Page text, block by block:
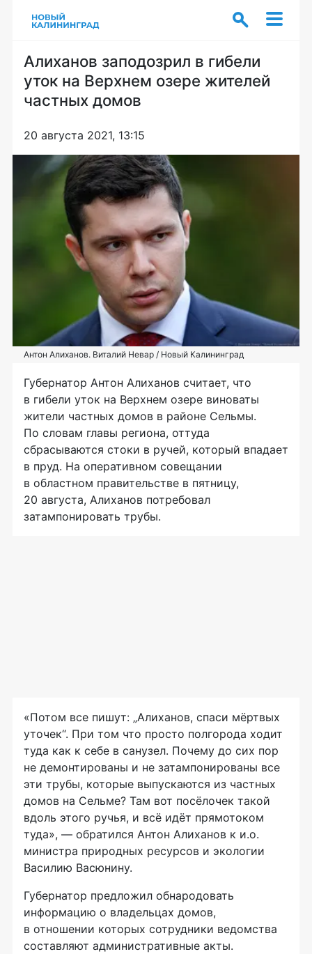
Алиханов заподозрил в гибели
уток на Верхнем озере жителей
частных домов
20 августа 2021, 13:15
Антон Алиханов. Виталий Невар / Новый Калининград
Губернатор Антон Алиханов считает, что
в гибели уток на Верхнем озере виноваты
жители частных домов в районе Сельмы.
По словам главы региона, оттуда
сбрасываются стоки в ручей, который впадает
в пруд. На оперативном совещании
в областном правительстве в пятницу,
20 августа, Алиханов потребовал
затампонировать трубы.
«Потом все пишут: „Алиханов, спаси мёртвых
уточек“. При том что просто полгорода ходит
туда как к себе в санузел. Почему до сих пор
не демонтированы и не затампонированы все
эти трубы, которые выпускаются из частных
домов на Сельме? Там вот посёлочек такой
вдоль этого ручья, и всё идёт прямотоком
туда», — обратился Антон Алиханов к и.о.
министра природных ресурсов и экологии
Василию Васюнину.
Губернатор предложил обнародовать
информацию о владельцах домов,
в отношении которых сотрудники ведомства
составляют административные акты.